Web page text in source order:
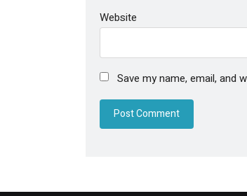
Website
Save my name, email, and